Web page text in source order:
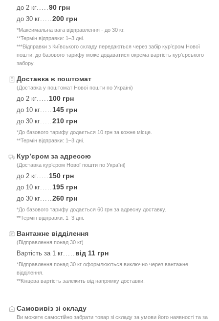
до 2 кг.....90 грн
до 30 кг.....200 грн
*Максимальна вага відправлення - до 30 кг.
**Термін відправки: 1–3 дні.
***Відправки з Київського складу передаються через забір курʼєром Нової
пошти, до базового тарифу може додаватися окрема вартість курʼєрського
забору.
Доставка в поштомат
(Доставка у поштомат Нової пошти по Україні)
до 2 кг..... 100 грн
до 10 кг..... 145 грн
до 30 кг.....210 грн
*До базового тарифу додається 10 грн за кожне місце.
**Термін відправки: 1–3 дні.
Курʼєром за адресою
(Доставка курʼєром Нової пошти по Україні)
до 2 кг..... 150 грн
до 10 кг..... 195 грн
до 30 кг.....260 грн
*До базового тарифу додається 60 грн за адресну доставку.
**Термін відправки: 1–3 дні.
Вантажне відділення
(Відправлення понад 30 кг)
Вартість за 1 кг..... від 11 грн
*Відправлення понад 30 кг оформлюються виключно через вантажне
відділення.
**Кінцева вартість залежить від напрямку доставки.
Самовивіз зі складу
Ви можете самостійно забрати товар зі складу за умови його наявності та за